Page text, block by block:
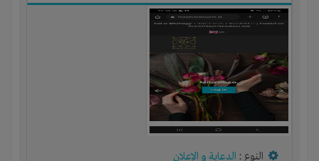
النوع : الدعاية و الإعلان